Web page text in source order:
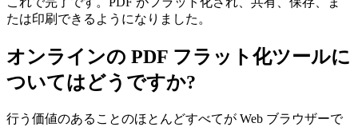
たは印刷できるようになりました。
オンラインの PDF フラット化ツールに
ついてはどうですか?
行う価値のあることのほとんどすべてが Web ブラウザーで